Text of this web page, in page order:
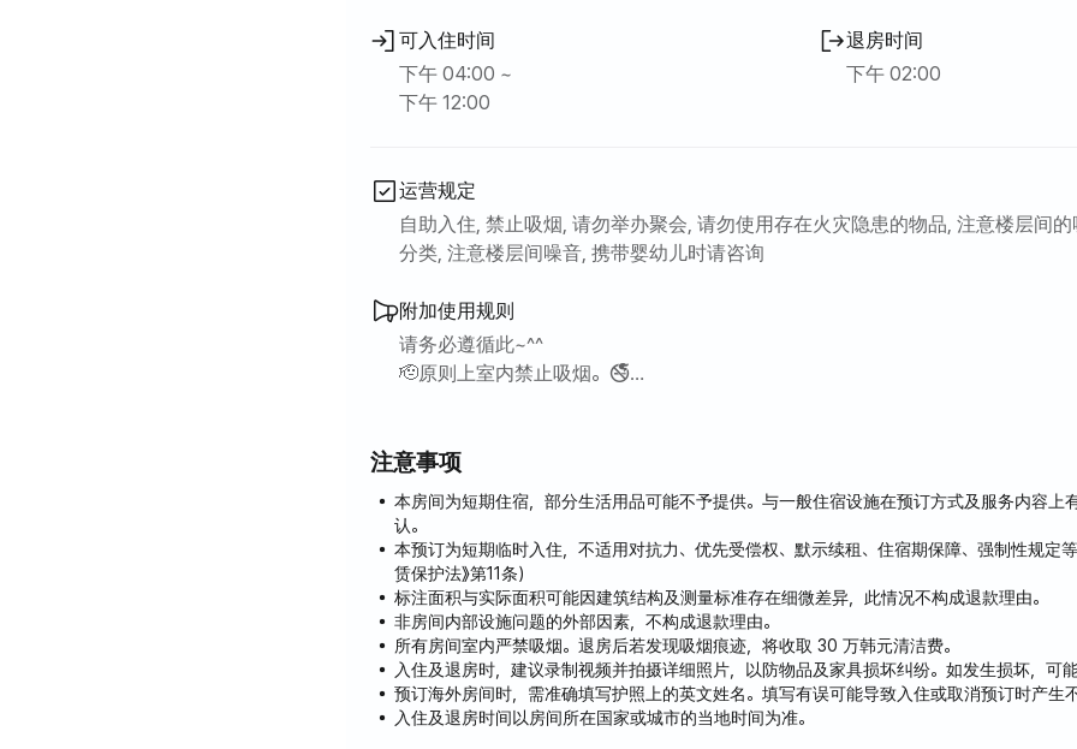
✅ 完善的生活配套设施！生活便利的社区
医院和药房也近在咫尺，无需担心突发的身体疼痛或健康问题！✅ 周边还有自然和
身心！
距离龟尾市中央图书馆仅需步行10分钟，是您安静学习或休闲阅读的完美场所！
✅ 安静安全的居住环境
由于位于治安良好的住宅区，您可以安心居住。
附近有许多公园和绿地，非常适合散步或锻炼。
这处住所地理位置优越，满足您上下学、通勤以及日常生活的各种需求。
如果您正在龟尾寻找舒适实用的居住空间，这里就是您的理想之选！
附近生活配套设施齐全。
可入住时间
下午 04:00 ~
下午 12:00
退房时间
下午 02:00
运营规定
自助入住, 禁止吸烟, 请勿举办聚会, 请勿使用存在火灾隐患的物品, 注意楼层间
分类, 注意楼层间噪音, 携带婴幼儿时请咨询
附加使用规则
请务必遵循此~^^
🫡原则上室内禁止吸烟。🚭
🫡离开的时候请把垃圾袋系好哦~^^
🫡 请分类垃圾^^
注意事项
本房间为短期住宿，部分生活用品可能不予提供。与一般住宿设施在预订方式及服务内容上
认。
本预订为短期临时入住，不适用对抗力、优先受偿权、默示续租、住宿期保障、强制性规定等
赁保护法》第11条）
标注面积与实际面积可能因建筑结构及测量标准存在细微差异，此情况不构成退款理由。
非房间内部设施问题的外部因素，不构成退款理由。
所有房间室内严禁吸烟。退房后若发现吸烟痕迹，将收取 30 万韩元清洁费。
入住及退房时，建议录制视频并拍摄详细照片，以防物品及家具损坏纠纷。如发生损坏，可能
预订海外房间时，需准确填写护照上的英文姓名。填写有误可能导致入住或取消预订时产生不
入住及退房时间以房间所在国家或城市的当地时间为准。